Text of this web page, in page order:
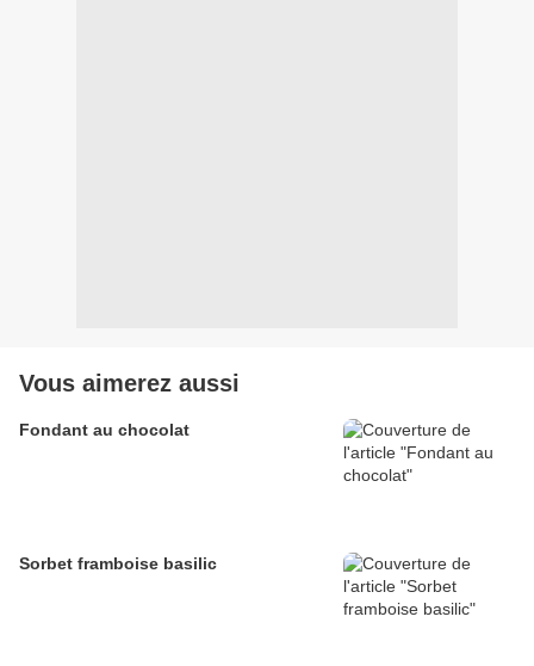
Vous aimerez aussi
Fondant au chocolat
Sorbet framboise basilic